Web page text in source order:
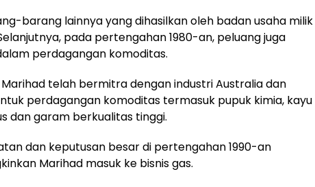
barang lainnya yang dihasilkan oleh badan usaha milik
pada pertengahan 1980-an, peluang juga
perdagangan komoditas.
Marihad telah bermitra dengan industri Australia dan
perdagangan komoditas termasuk pupuk kimia, kayu
dan garam berkualitas tinggi.
dan keputusan besar di pertengahan 1990-an
Marihad masuk ke bisnis gas.